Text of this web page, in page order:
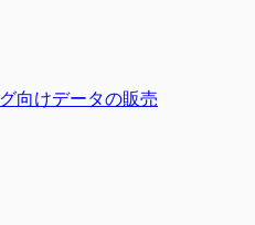
向けデータの販売